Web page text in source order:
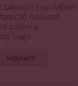
zakoupit i na našem
honosně.
balení a
Gaga.
NEJDRAŽŠÍ